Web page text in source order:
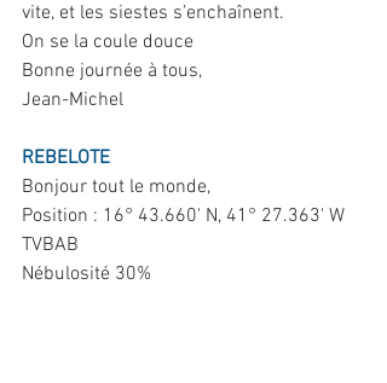
vite, et les siestes s’enchaînent.
On se la coule douce
Bonne journée à tous,
Jean-Michel
REBELOTE
Bonjour tout le monde,
Position : 16° 43.660' N, 41° 27.363' W
TVBAB
Nébulosité 30%